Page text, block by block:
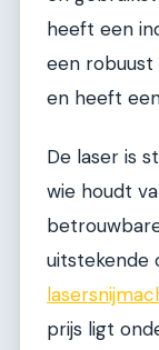
heeft een
een robuust
en heeft
De laser is
wie houdt
uitstekende
prijs ligt